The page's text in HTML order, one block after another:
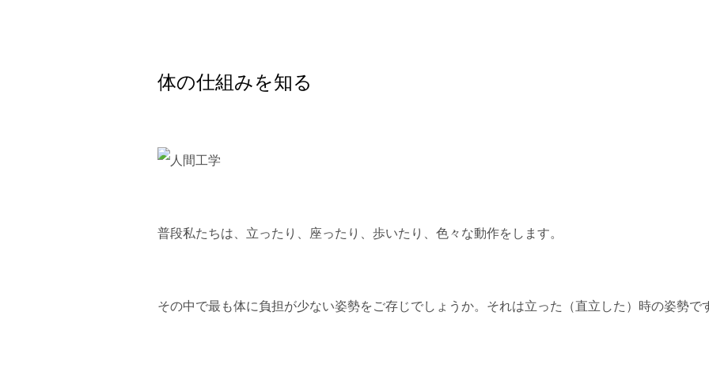
体の仕組みを知る
普段私たちは、立ったり、座ったり、歩いたり、色々な動作をします。
その中で最も体に負担が少ない姿勢をご存じでしょうか。それは立った（直立した）時の姿勢で